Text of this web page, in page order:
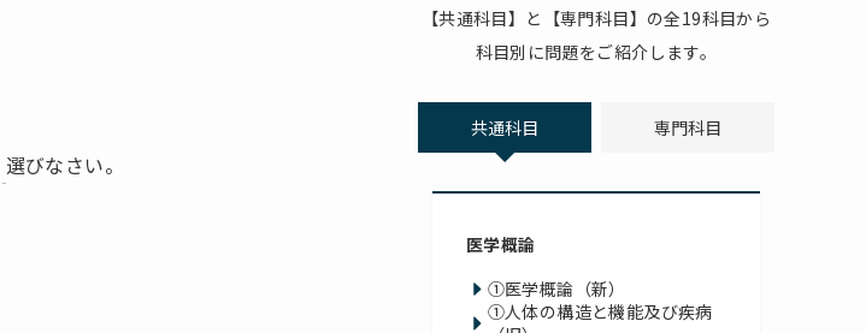
選びなさい。
【共通科目】と【専門科目】の全19科目から
科目別に問題をご紹介します。
共通科目 専門科目
医学概論
①医学概論（新）
①人体の構造と機能及び疾病